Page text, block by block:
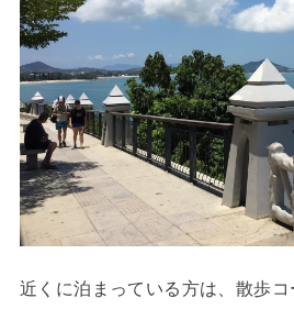
近くに泊まっている方は、散歩コ